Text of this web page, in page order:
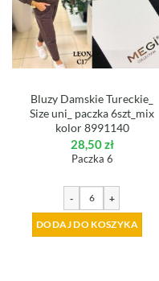
Bluzy Damskie Tureckie_
Size uni_ paczka 6szt_mix
kolor 8991140
28,50zł
Paczka 6
- +
DODAJ DO KOSZYKA